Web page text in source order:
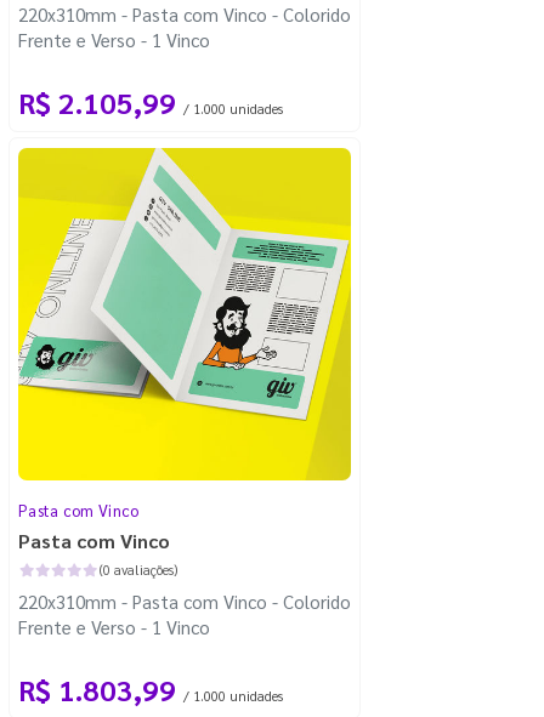
220x310mm - Pasta com Vinco - Colorido
Frente e Verso - 1 Vinco
R$ 2.105,99 / 1.000 unidades
Pasta com Vinco
Pasta com Vinco
(0 avaliações)
220x310mm - Pasta com Vinco - Colorido
Frente e Verso - 1 Vinco
R$ 1.803,99 / 1.000 unidades